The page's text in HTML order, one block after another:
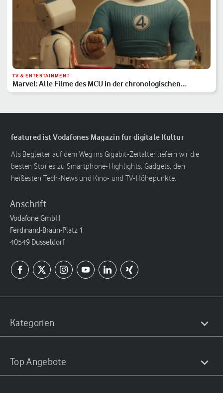
TV & ENTERTAINMENT
Marvel: Alle Filme des MCU in der chronologischen
Reihenfolge
featured ist Vodafones Magazin für digitale Kultur
Als Begleiter auf dem Weg ins Gigabit-Zeitalter liefern wir die
besten Stories zu Smartphone-Highlights, Gadgets, den
heißesten Tech-News und Kino- und TV-Höhepunkte.
Anschrift
Vodafone GmbH
Ferdinand-Braun-Platz 1
40549 Düsseldorf
Kategorien
Top Angebote